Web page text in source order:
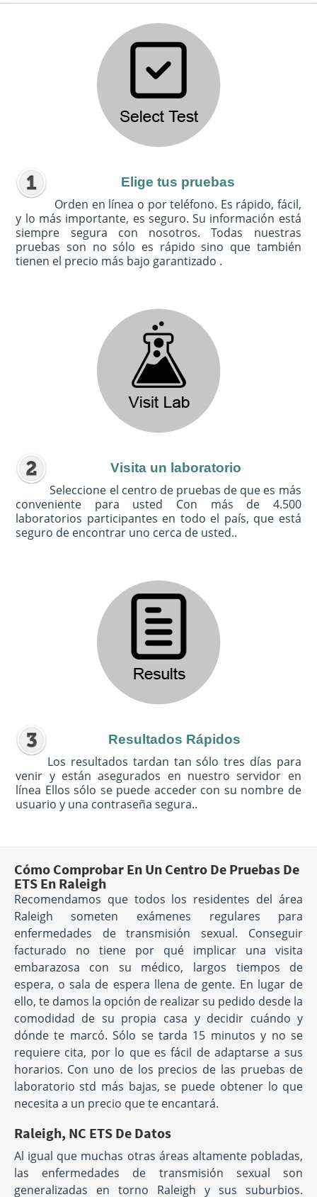
Elige tus pruebas
Orden en línea o por teléfono. Es rápido, fácil,
y lo más importante, es seguro. Su información está
siempre segura con nosotros. Todas nuestras
pruebas son no sólo es rápido sino que también
tienen el precio más bajo garantizado .
Visita un laboratorio
Seleccione el centro de pruebas de que es más
conveniente para usted Con más de 4.500
laboratorios participantes en todo el país, que está
seguro de encontrar uno cerca de usted..
Resultados Rápidos
Los resultados tardan tan sólo tres días para
venir y están asegurados en nuestro servidor en
línea Ellos sólo se puede acceder con su nombre de
usuario y una contraseña segura..
Cómo Comprobar En Un Centro De Pruebas De
ETS En Raleigh
Recomendamos que todos los residentes del área
Raleigh someten exámenes regulares para
enfermedades de transmisión sexual. Conseguir
facturado no tiene por qué implicar una visita
embarazosa con su médico, largos tiempos de
espera, o sala de espera llena de gente. En lugar de
ello, te damos la opción de realizar su pedido desde la
comodidad de su propia casa y decidir cuándo y
dónde te marcó. Sólo se tarda 15 minutos y no se
requiere cita, por lo que es fácil de adaptarse a sus
horarios. Con uno de los precios de las pruebas de
laboratorio std más bajas, se puede obtener lo que
necesita a un precio que te encantará.
Raleigh, NC ETS De Datos
Al igual que muchas otras áreas altamente pobladas,
las enfermedades de transmisión sexual son
generalizadas en torno Raleigh y sus suburbios.